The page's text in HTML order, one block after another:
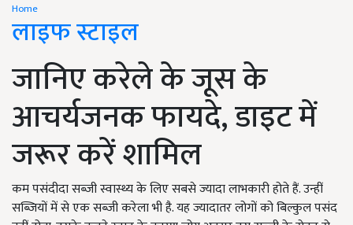
Home
लाइफ स्टाइल
जानिए करेले के जूस के
आचर्यजनक फायदे, डाइट में
जरूर करें शामिल
कम पसंदीदा सब्जी स्वास्थ्य के लिए सबसे ज्यादा लाभकारी होते हैं. उन्हीं
सब्जियों में से एक सब्जी करेला भी है. यह ज्यादातर लोगों को बिल्कुल पसंद